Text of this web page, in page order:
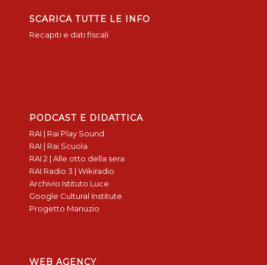
SCARICA TUTTE LE INFO
Recapiti e dati fiscali
PODCAST E DIDATTICA
RAI | Rai Play Sound
RAI | Rai Scuola
RAI 2 | Alle otto della sera
RAI Radio 3 | Wikiradio
Archivio Istituto Luce
Google Cultural Institute
Progetto Manuzio
WEB AGENCY